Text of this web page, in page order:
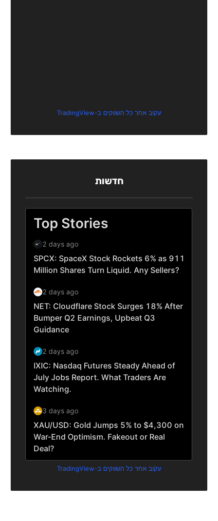
עקוב אחר כל השווקים ב-TradingView
חדשות
עקוב אחר כל השווקים ב-TradingView